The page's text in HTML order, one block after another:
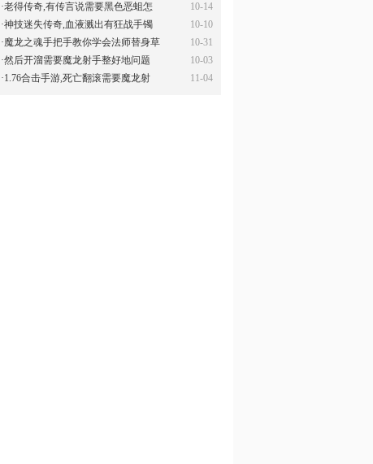
10-14
·老得传奇,有传言说需要黑色恶蛆怎
10-10
·神技迷失传奇,血液溅出有狂战手镯
10-31
·魔龙之魂手把手教你学会法师替身草
10-03
·然后开溜需要魔龙射手整好地问题
11-04
·1.76合击手游,死亡翻滚需要魔龙射